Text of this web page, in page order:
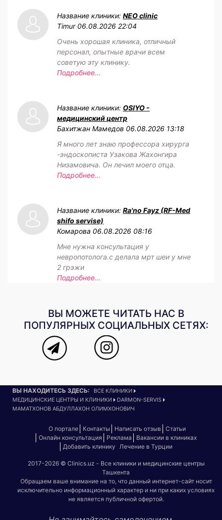
Название клиники: NEO clinic
Timur 06.08.2026 22:04
Очень хорошая клиника, отличный
персонал, опытные врачи всем
советую эту клинику.
Подробнее...
Название клиники: OSIYO -
медицинский центр
Бахитжан Мамедов 06.08.2026 13:18
Я много лет знаю профессора хирурга
-эндоскописта Узакова Жахонгира
Низамовича. Он лечил моего отца.
Подробнее...
Название клиники: Ra'no Fayz (RF-Med
shifo servise)
Комарова 06.08.2026 08:16
Мне нужна консультация у
невропотолога.с делала мрт шеи у мне
2 грэжи
Подробнее...
ВЫ МОЖЕТЕ ЧИТАТЬ НАС В
ПОПУЛЯРНЫХ СОЦИАЛЬНЫХ СЕТЯХ:
ВЫ НАХОДИТЕСЬ ЗДЕСЬ:
ВСЕ КЛИНИКИ
МЕДИЦИНСКИЕ ЦЕНТРЫ И КЛИНИКИ
DARMON-SERVIS
МАМАТХОНОВ АБДУЛЛАХОН ОЛИМХОНОВИЧ
О портале Контакты Написать отзыв
Статьи
Онлайн консультация
Реклама
Вакансии в клиниках
Добавить клинику
Лечение в Турции
2017-2026 © Clinics.uz - Все клиники и медицинские центры
Ташкента
Обращаем ваше внимание на то, что данный интернет-сайт носит
исключительно информационный характер и ни при каких условиях
не является публичной офертой.